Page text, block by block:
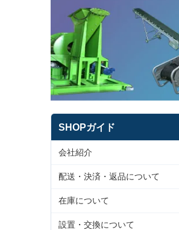
SHOPガイド
会社紹介
配送・決済・返品について
在庫について
設置・交換について